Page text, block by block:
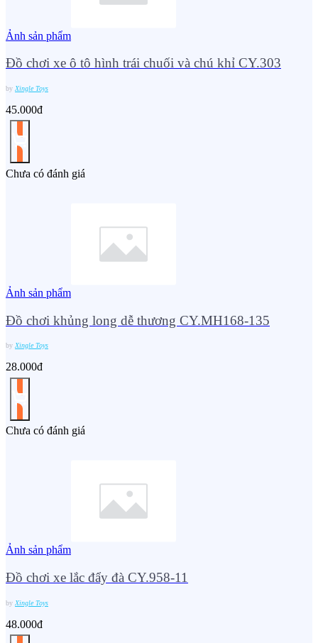
Ảnh sản phẩm
Đồ chơi xe ô tô hình trái chuối và chú khỉ CY.303
by Xingle Toys
45.000đ
Chưa có đánh giá
Ảnh sản phẩm
Đồ chơi khủng long dễ thương CY.MH168-135
by Xingle Toys
28.000đ
Chưa có đánh giá
Ảnh sản phẩm
Đồ chơi xe lắc đẩy đà CY.958-11
by Xingle Toys
48.000đ